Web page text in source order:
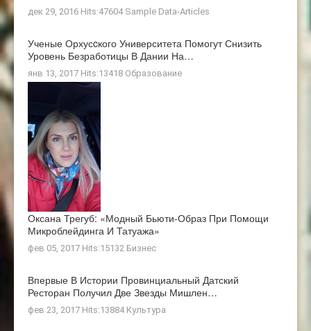
дек 29, 2016 Hits:47604 Sample Data-Articles
Ученые Орхусcкого Университета Помогут Снизить
Уровень Безработицы В Дании На…
янв 13, 2017 Hits:13418 Образование
Оксана Трегуб: «Модный Бьюти-Образ При Помощи
Микроблейдинга И Татуажа»
фев 05, 2017 Hits:15132 Бизнес
Впервые В Истории Провинциальный Датский
Ресторан Получил Две Звезды Мишлен…
фев 23, 2017 Hits:13884 Культура